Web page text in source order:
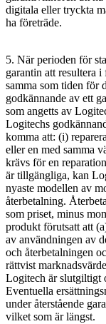
digitala eller tryckta
ha företräde.
5. När perioden för
garantin att resultera
samma som tiden för
godkännande av ett
som angetts av
Logitechs
komma att: (i)
eller en med samma
krävs för en
är tillgängliga, kan
nyaste modellen av
återbetalning.
som priset, minus
produkt förutsatt att
av användningen av
och återbetalningen
rättvist
Logitech är slutgiltigt
Eventuella
under återstående
vilket som är längst.